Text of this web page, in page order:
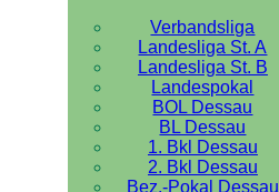
Verbandsliga
Landesliga St. A
Landesliga St. B
Landespokal
BOL Dessau
BL Dessau
1. Bkl Dessau
2. Bkl Dessau
Bez.-Pokal Dessau